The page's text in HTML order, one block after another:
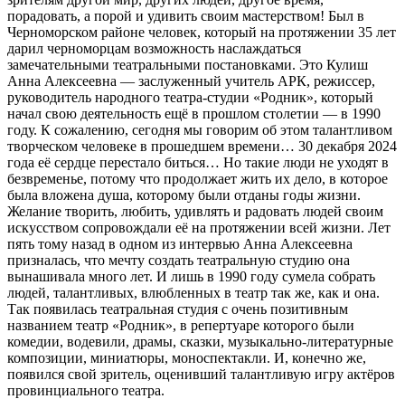
порадовать, а порой и удивить своим мастерством! Был в
Черноморском районе человек, который на протяжении 35 лет
дарил черноморцам возможность наслаждаться
замечательными театральными постановками. Это Кулиш
Анна Алексеевна — заслуженный учитель АРК, режиссер,
руководитель народного театра-студии «Родник», который
начал свою деятельность ещё в прошлом столетии — в 1990
году. К сожалению, сегодня мы говорим об этом талантливом
творческом человеке в прошедшем времени… 30 декабря 2024
года её сердце перестало биться… Но такие люди не уходят в
безвременье, потому что продолжает жить их дело, в которое
была вложена душа, которому были отданы годы жизни.
Желание творить, любить, удивлять и радовать людей своим
искусством сопровождали её на протяжении всей жизни. Лет
пять тому назад в одном из интервью Анна Алексеевна
призналась, что мечту создать театральную студию она
вынашивала много лет. И лишь в 1990 году сумела собрать
людей, талантливых, влюбленных в театр так же, как и она.
Так появилась театральная студия с очень позитивным
названием театр «Родник», в репертуаре которого были
комедии, водевили, драмы, сказки, музыкально-литературные
композиции, миниатюры, моноспектакли. И, конечно же,
появился свой зритель, оценивший талантливую игру актёров
провинциального театра.